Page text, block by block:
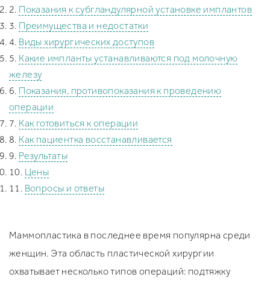
Увеличение груди под железу
Увеличение груди под мышцу
Рубцы после увелечения груди
Вертикальная подтяжка груди
Якорная подтяжка груди
Птозированная грудь
Повторная маммопластика
Отзывы
Фото до/после
Безопасность
FAQ
Рассрочка
Показания к субгландулярной установке имплантов
Преимущества и недостатки
Виды хирургических доступов
Какие импланты устанавливаются под молочную
железу
Показания, противопоказания к проведению
операции
Как готовиться к операции
Как пациентка восстанавливается
Результаты
Цены
Вопросы и ответы
Маммопластика в последнее время популярна среди
женщин. Эта область пластической хирургии
охватывает несколько типов операций: подтяжку